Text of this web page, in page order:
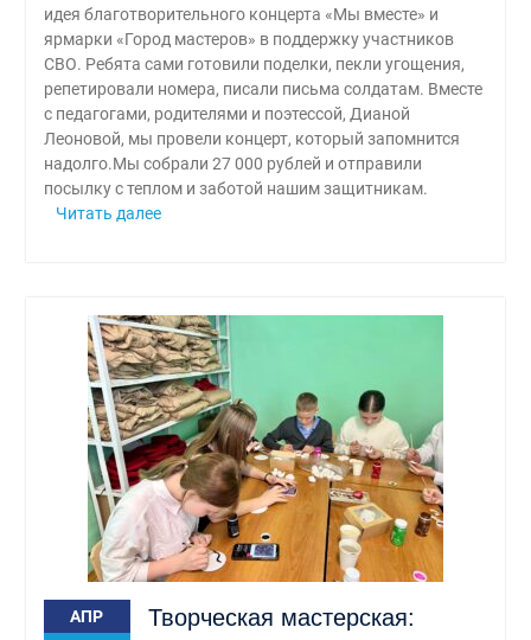
идея благотворительного концерта «Мы вместе» и
ярмарки «Город мастеров» в поддержку участников
СВО. Ребята сами готовили поделки, пекли угощения,
репетировали номера, писали письма солдатам. Вместе
с педагогами, родителями и поэтессой, Дианой
Леоновой, мы провели концерт, который запомнится
надолго.Мы собрали 27 000 рублей и отправили
посылку с теплом и заботой нашим защитникам.
Читать далее
АПР
Творческая мастерская: